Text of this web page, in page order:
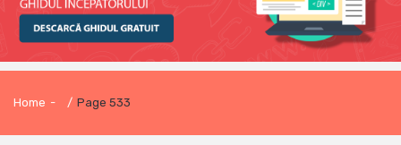
Home - / Page 533